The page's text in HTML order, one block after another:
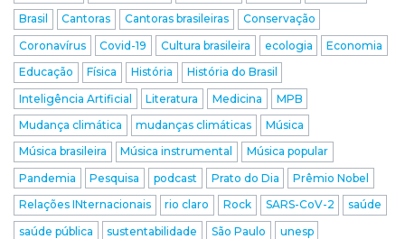
Brasil
Cantoras Cantoras brasileiras
Conservação
Coronavírus
Covid-19 Cultura brasileira ecologia
Economia
Educação
Física História
História do Brasil
Inteligência Artificial
Literatura Medicina
MPB
Mudança climática
mudanças climáticas
Música
Música brasileira
Música instrumental
Música popular
Pandemia
Pesquisa podcast Prato do Dia
Prêmio Nobel
Relações INternacionais
rio claro Rock SARS-CoV-2
saúde
saúde pública
sustentabilidade São Paulo
unesp